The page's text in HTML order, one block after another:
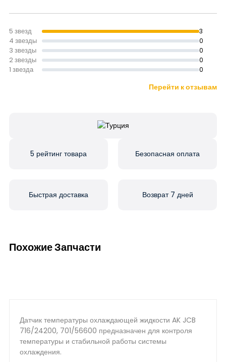
5 звезд 3
4 звезды 0
3 звезды 0
2 звезды 0
1 звезда 0
Перейти к отзывам
5 рейтинг товара Безопасная оплата
Быстрая доставка Возврат 7 дней
Похожие Запчасти
Датчик температуры охлаждающей жидкости AK JCB
716/24200, 701/56600 предназначен для контроля
температуры и стабильной работы системы
охлаждения.